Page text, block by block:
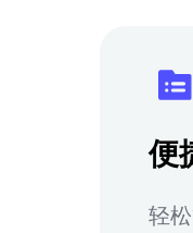
便
轻